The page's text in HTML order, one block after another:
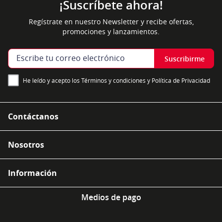
¡Suscríbete ahora!
Regístrate en nuestro Newsletter y recibe ofertas,
promociones y lanzamientos.
Suscribirme
He leído y acepto los Términos y condiciones y Política de Privacidad
Contáctanos
Nosotros
Información
Medios de pago